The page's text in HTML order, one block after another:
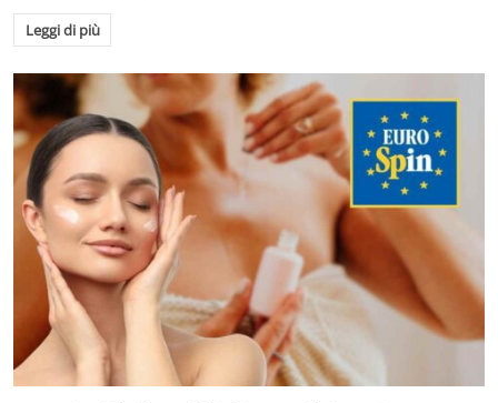
Leggi di più